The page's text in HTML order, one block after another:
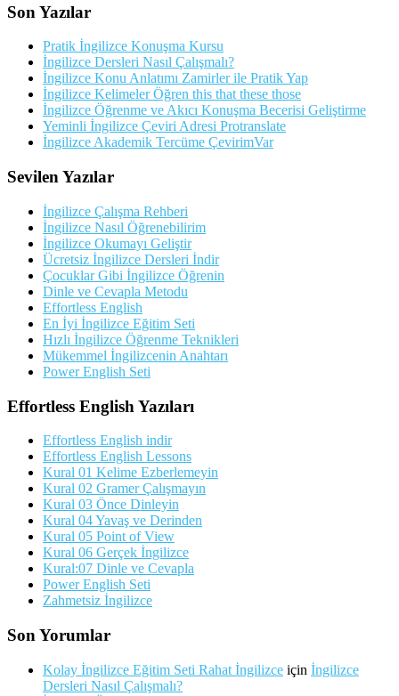
Son Yazılar
Pratik İngilizce Konuşma Kursu
İngilizce Dersleri Nasıl Çalışmalı?
İngilizce Konu Anlatımı Zamirler ile Pratik Yap
İngilizce Kelimeler Öğren this that these those
İngilizce Öğrenme ve Akıcı Konuşma Becerisi Geliştirme
Yeminli İngilizce Çeviri Adresi Protranslate
İngilizce Akademik Tercüme ÇevirimVar
Sevilen Yazılar
İngilizce Çalışma Rehberi
İngilizce Nasıl Öğrenebilirim
İngilizce Okumayı Geliştir
Ücretsiz İngilizce Dersleri İndir
Çocuklar Gibi İngilizce Öğrenin
Dinle ve Cevapla Metodu
Effortless English
En İyi İngilizce Eğitim Seti
Hızlı İngilizce Öğrenme Teknikleri
Mükemmel İngilizcenin Anahtarı
Power English Seti
Effortless English Yazıları
Effortless English indir
Effortless English Lessons
Kural 01 Kelime Ezberlemeyin
Kural 02 Gramer Çalışmayın
Kural 03 Önce Dinleyin
Kural 04 Yavaş ve Derinden
Kural 05 Point of View
Kural 06 Gerçek İngilizce
Kural:07 Dinle ve Cevapla
Power English Seti
Zahmetsiz İngilizce
Son Yorumlar
Kolay İngilizce Eğitim Seti Rahat İngilizce için İngilizce
Dersleri Nasıl Çalışmalı?